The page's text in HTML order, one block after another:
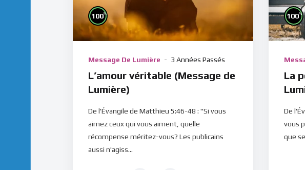
100%
Message De Lumière 3 Années Passés
L’amour véritable (Message de
Lumière)
De l'Évangile de Matthieu 5:46-48 : "Si vous
aimez ceux qui vous aiment, quelle
récompense méritez-vous? Les publicains
aussi n'agiss...
100%
La
De
vous
que